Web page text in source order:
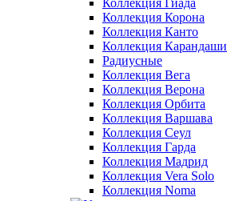
Коллекция Гиада
Коллекция Корона
Коллекция Канто
Коллекция Карандаши
Радиусные
Коллекция Вега
Коллекция Верона
Коллекция Орбита
Коллекция Варшава
Коллекция Сеул
Коллекция Гарда
Коллекция Мадрид
Коллекция Vera Solo
Коллекция Noma